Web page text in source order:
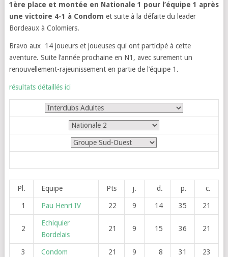
1ère place et montée en Nationale 1 pour l’équipe 1 après
une victoire 4-1 à Condom et suite à la défaite du leader
Bordeaux à Colomiers.
Bravo aux 14 joueurs et joueuses qui ont participé à cette
aventure. Suite l’année prochaine en N1, avec surement un
renouvellement-rajeunissement en partie de l’équipe 1.
résultats détaillés ici
Pl. Equipe Pts j. d. p. c.
1 Pau Henri IV 22 9 14 35 21
2
Echiquier
Bordelais
21 9 15 36 21
3 Condom 21 9 8 31 23